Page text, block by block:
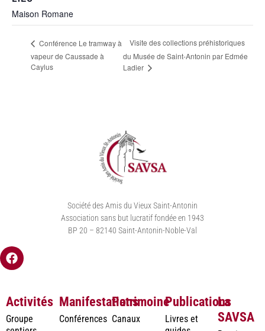
Maison Romane
Conférence Le tramway à
vapeur de Caussade à
Caylus
Visite des collections préhistoriques
du Musée de Saint-Antonin par Edmée
Ladier
Société des Amis du Vieux Saint-Antonin
Association sans but lucratif fondée en 1943
BP 20 – 82140 Saint-Antonin-Noble-Val
Activités
Groupe
Manifestations
Conférences
Patrimoine
Canaux
Publications
Livres et
La
SAVSA